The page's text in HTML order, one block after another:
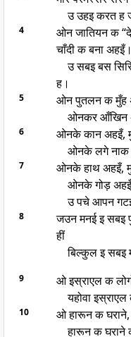
उ उहइ करत ह
4
ओन जातियन क
चाँदी क बना अहइँ।
उ सबइ बस
ह।
5
ओन पुतलन क मुँह
ओनकर आँखिन
6
ओनके कान अहइँ,
ओनके लगे नाक
7
ओनके हाथ अहइँ,
ओनके गोड़
उ पचे आपन
8
जउन मनई इ सबइ
हीं
बिल्कुल इ सबइ
9
ओ इस्राएल क
यहोवा
10
ओ हारून क घराने,
हारून क घराने